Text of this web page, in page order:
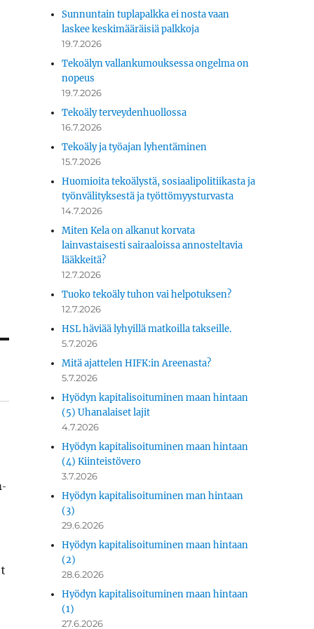
Sunnuntain tuplapalkka ei nosta vaan
laskee keskimääräisiä palkkoja
19.7.2026
Tekoälyn vallankumouksessa ongelma on
nopeus
19.7.2026
Tekoäly terveydenhuollossa
16.7.2026
Tekoäly ja työajan lyhentäminen
15.7.2026
Huomioita tekoälystä, sosiaalipolitiikasta ja
työnvälityksestä ja työttömyysturvasta
14.7.2026
Miten Kela on alkanut korvata
lainvastaisesti sairaaloissa annosteltavia
lääkkeitä?
12.7.2026
Tuoko tekoäly tuhon vai helpotuksen?
12.7.2026
HSL häviää lyhyillä matkoilla takseille.
5.7.2026
Mitä ajattelen HIFK:in Areenasta?
5.7.2026
Hyödyn kapitalisoituminen maan hintaan
(5) Uhanalaiset lajit
4.7.2026
Hyödyn kapitalisoituminen maan hintaan
(4) Kiinteistövero
3.7.2026
Hyödyn kapitalisoituminen man hintaan
(3)
29.6.2026
Hyödyn kapitalisoituminen maan hintaan
(2)
28.6.2026
Hyödyn kapitalisoituminen maan hintaan
(1)
27.6.2026